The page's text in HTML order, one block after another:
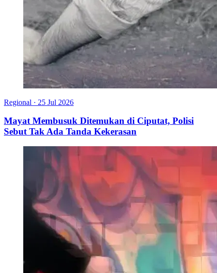
Regional · 25 Jul 2026
Mayat Membusuk Ditemukan di Ciputat, Polisi
Sebut Tak Ada Tanda Kekerasan